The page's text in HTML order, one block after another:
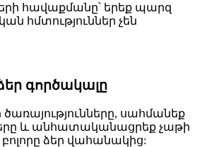
հավաքմանը՝ երեք պարզ
հմտություններ չեն
գործակալը
սահմանեք
և անհատականացրեք չաթի
բոլորը ձեր վահանակից: